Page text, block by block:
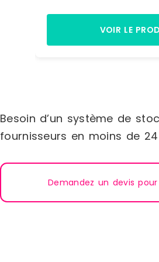
mm) Dimensions > Hors
P. 500 x H.1972 mm>
VOIR LE
Besoin d’un système de
fournisseurs en moins de
Demandez un devis